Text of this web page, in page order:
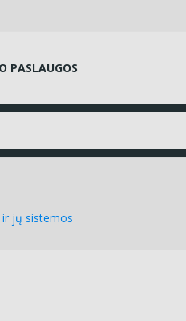
PASLAUGOS
jų sistemos